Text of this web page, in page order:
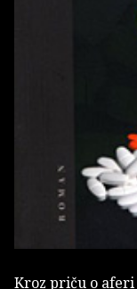
Kroz priču o